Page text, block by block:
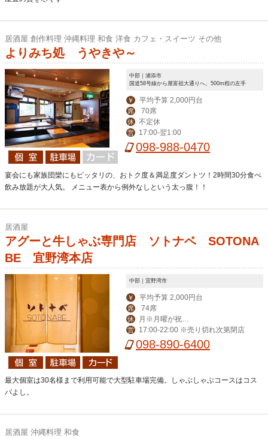
居酒屋 創作料理 沖縄料理 和食 洋食 カフェ・スイーツ その他
よりみち処 うやきや～
中部｜浦添市
国道58号線から屋富祖大通りへ。500m程の左手
￥ 平均予算 2,000円台
席 70席
休 不定休
営 17:00-翌1:00
098-988-0470
宴会にも家族団欒にもピッタリの、おトク度＆満足度ダントツ！2時間30分食べ
飲み放題が大人気。 メニュー表から例外なしという太っ腹！！
居酒屋
アグーと牛しゃぶ専門店 ソトナベ SOTONA
BE 宜野湾本店
中部｜宜野湾市
￥ 平均予算 2,000円台
席 74席
休
の場合は火曜が定休
営 17:00-22:00 ※売り切れ次第閉店
098-890-6400
最大個室は30名様まで利用可能で大型駐車場完備。しゃぶしゃぶコースはコス
パよし。
居酒屋 沖縄料理 和食